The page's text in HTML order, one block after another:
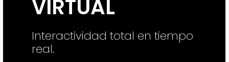
VIRTUAL
Interactividad total en tiempo
real.